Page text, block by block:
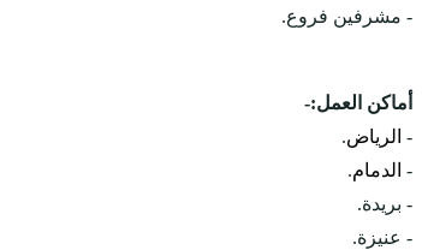
- مشرفين فروع.
أماكن العمل:-
- الرياض.
- الدمام.
- بريدة.
- عنيزة.